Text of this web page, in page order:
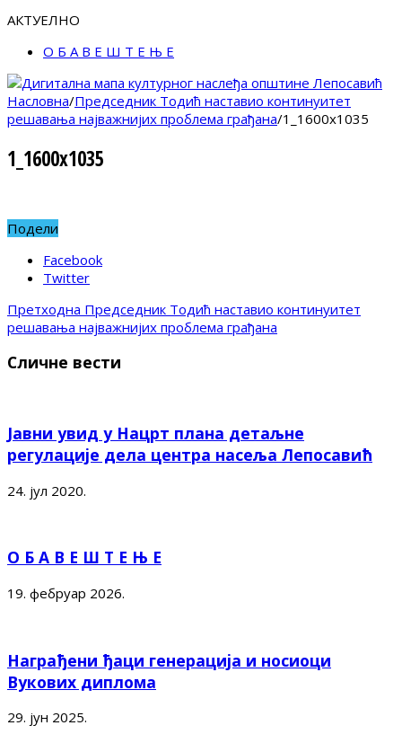
АКТУЕЛНО
О Б А В Е Ш Т Е Њ Е
Насловна/Председник Тодић наставио континуитет
решавања најважнијих проблема грађана/1_1600x1035
1_1600x1035
Подели
Facebook
Twitter
Претходна Председник Тодић наставио континуитет
решавања најважнијих проблема грађана
Сличне вести
Јавни увид у Нацрт плана детаљне
регулације дела центра насеља Лепосавић
24. јул 2020.
О Б А В Е Ш Т Е Њ Е
19. фебруар 2026.
Награђени ђаци генерација и носиоци
Вукових диплома
29. јун 2025.